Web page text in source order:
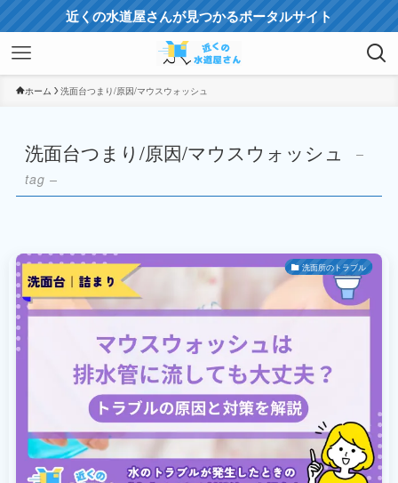
近くの水道屋さんが見つかるポータルサイト
ホーム 洗面台つまり/原因/マウスウォッシュ
洗面台つまり/原因/マウスウォッシュ
–
tag –
洗面所のトラブル